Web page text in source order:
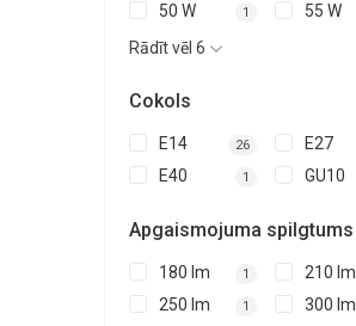
50 W 1 55 W
Rādīt vēl 6
Cokols
E14 26 E27
E40 1 GU10
Apgaismojuma spilgtums
180 lm 1 210 lm
250 lm 1 300 lm